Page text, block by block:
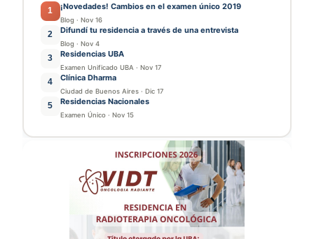
1 ¡Novedades! Cambios en el examen único 2019
Blog · Nov 16
2 Difundí tu residencia a través de una entrevista
Blog · Nov 4
3 Residencias UBA
Examen Unificado UBA · Nov 17
4 Clínica Dharma
Ciudad de Buenos Aires · Dic 17
5 Residencias Nacionales
Examen Único · Nov 15